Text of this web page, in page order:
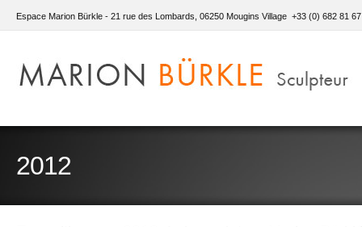
Espace Marion Bürkle - 21 rue des Lombards, 06250 Mougins Village +33 (0) 682 81
2012